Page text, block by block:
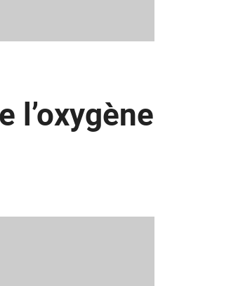
l’oxygène